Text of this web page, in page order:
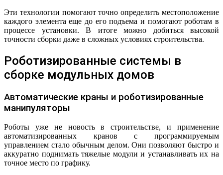
Эти технологии помогают точно определить местоположение
каждого элемента еще до его подъема и помогают роботам в
процессе установки. В итоге можно добиться высокой
точности сборки даже в сложных условиях строительства.
Роботизированные системы в
сборке модульных домов
Автоматические краны и роботизированные
манипуляторы
Роботы уже не новость в строительстве, и применение
автоматизированных кранов с программируемым
управлением стало обычным делом. Они позволяют быстро и
аккуратно поднимать тяжелые модули и устанавливать их на
точное место по графику.